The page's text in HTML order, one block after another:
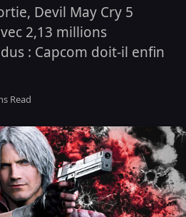
Devil May Cry 5
2,13 millions
: Capcom doit-il enfin
Read